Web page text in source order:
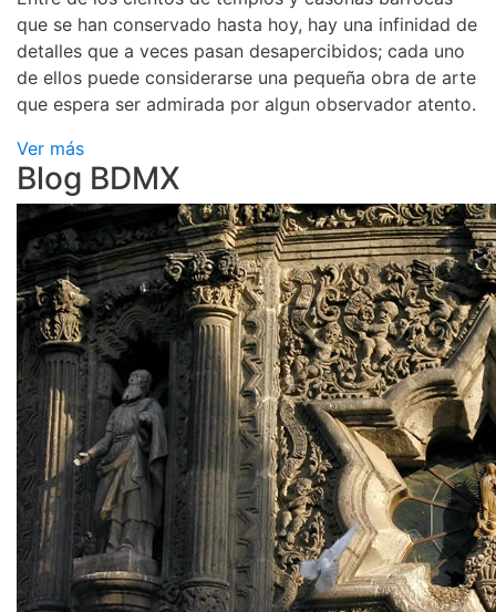
que se han conservado hasta hoy, hay una infinidad de
detalles que a veces pasan desapercibidos; cada uno
de ellos puede considerarse una pequeña obra de arte
que espera ser admirada por algun observador atento.
Ver más
Blog BDMX